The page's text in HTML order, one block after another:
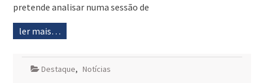
pretende analisar numa sessão de
ler mais…
Destaque, Notícias